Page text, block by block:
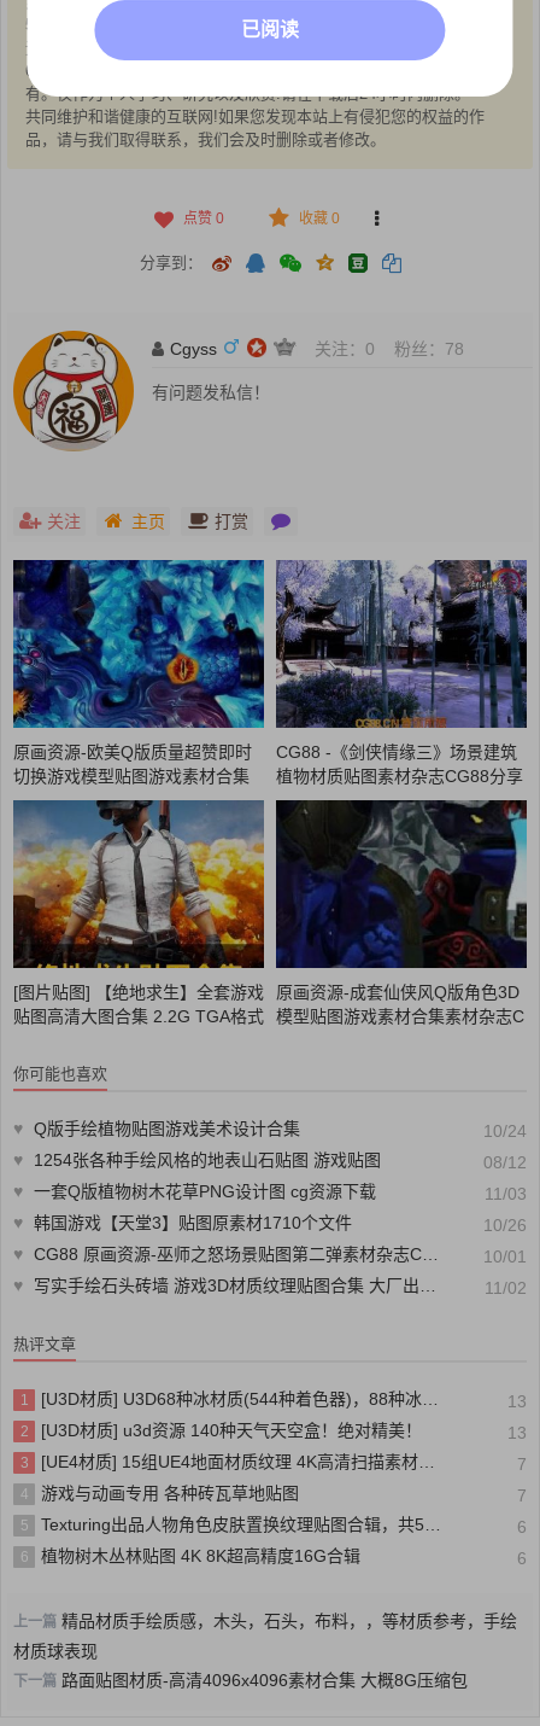
5、本站分享的高质量高清写真图集，出镜模特均为成年女性正常写真
无R18内容，仅限用于摄影爱好者提供素材与鉴赏学习;
6、本站所有文章、图片、资源等均为收集自互联网，版权归原作者所
有。仅作为个人学习、研究以及欣赏!请在下载后24小时内删除。
共同维护和谐健康的互联网!如果您发现本站上有侵犯您的权益的作
品，请与我们取得联系，我们会及时删除或者修改。
点赞 0 收藏 0
分享到：
Cgyss 关注： 0 粉丝： 78
有问题发私信！
关注 主页 打赏
原画资源-欧美Q版质量超赞即时
切换游戏模型贴图游戏素材合集
素材杂志CG88分享
CG88 -《剑侠情缘三》场景建筑
植物材质贴图素材杂志CG88分享
[图片贴图] 【绝地求生】全套游戏
贴图高清大图合集 2.2G TGA格式
原画资源-成套仙侠风Q版角色3D
模型贴图游戏素材合集素材杂志C
你可能也喜欢
♥ Q版手绘植物贴图游戏美术设计合集
10/24
♥
1254张各种手绘风格的地表山石贴图 游戏贴图
08/12
♥ 一套Q版植物树木花草PNG设计图 cg资源下载
11/03
♥ 韩国游戏【天堂3】贴图原素材1710个文件
10/26
♥ CG88 原画资源-巫师之怒场景贴图第二弹素材杂志CG88分享
10/01
♥
写实手绘石头砖墙 游戏3D材质纹理贴图合集 大厂出品 精品 11/02
热评文章
1 [U3D材质] U3D68种冰材质(544种着色器)，88种冰的纹理 13
2 [U3D材质] u3d资源 140种天气天空盒！绝对精美！ 13
3 [UE4材质] 15组UE4地面材质纹理 4K高清扫描素材合辑 大小：1.6 GB，格式：UMAP，uasset 7
4 游戏与动画专用 各种砖瓦草地贴图 7
5 Texturing出品人物角色皮肤置换纹理贴图合辑，共50多G TexturingXYZ – Displace 6
6 植物树木丛林贴图 4K 8K超高精度16G合辑 6
上一篇 精品材质手绘质感，木头，石头，布料，，等材质参考，手绘
材质球表现
下一篇 路面贴图材质-高清4096x4096素材合集 大概8G压缩包
已阅读